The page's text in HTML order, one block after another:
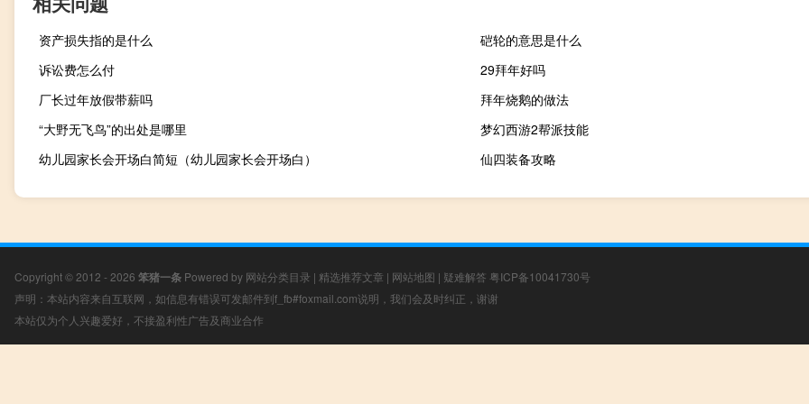
资产损失指的是什么
硙轮的意思是什么
诉讼费怎么付
29拜年好吗
厂长过年放假带薪吗
拜年烧鹅的做法
“大野无飞鸟”的出处是哪里
梦幻西游2帮派技能
幼儿园家长会开场白简短（幼儿园家长会开场白）
仙四装备攻略
Copyright © 2012 - 2026 笨猪一条 Powered by 网站分类目录 | 精选推荐文章 | 网站地图 | 疑难解答 粤ICP备10041730号
声明：本站内容来自互联网，如信息有错误可发邮件到f_fb#foxmail.com说明，我们会及时纠正，谢谢
本站仅为个人兴趣爱好，不接盈利性广告及商业合作